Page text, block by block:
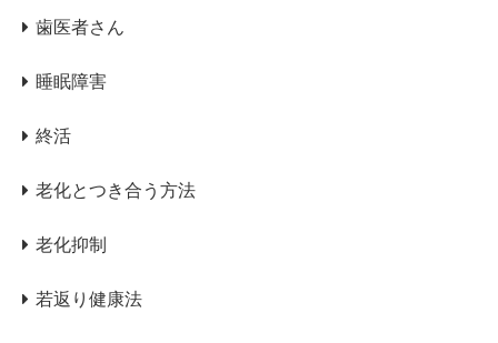
歯医者さん
睡眠障害
終活
老化とつき合う方法
老化抑制
若返り健康法